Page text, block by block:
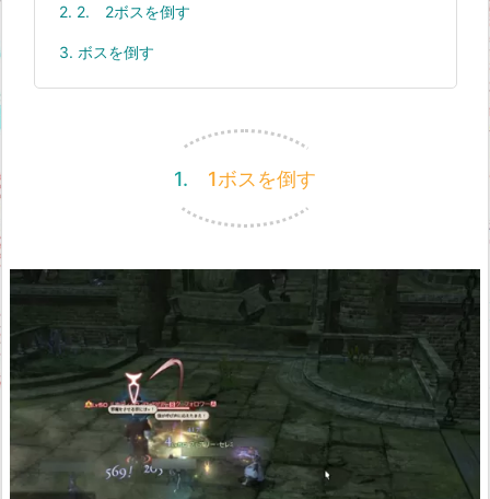
2. 2. 2ボスを倒す
3. ボスを倒す
1. 1ボスを倒す